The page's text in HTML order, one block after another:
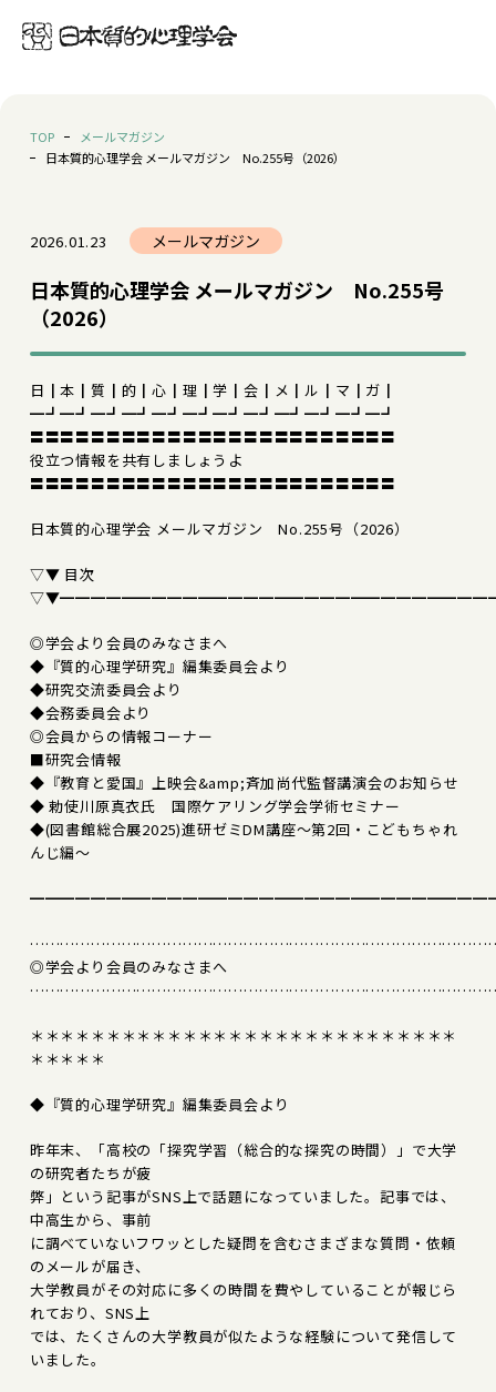
TOP
メールマガジン
日本質的心理学会 メールマガジン No.255号（2026）
2026.01.23 メールマガジン
日本質的心理学会 メールマガジン No.255号
（2026）
日┃本┃質┃的┃心┃理┃学┃会┃メ┃ル┃マ┃ガ┃
━┛━┛━┛━┛━┛━┛━┛━┛━┛━┛━┛━┛
〓〓〓〓〓〓〓〓〓〓〓〓〓〓〓〓〓〓〓〓〓〓〓〓
役立つ情報を共有しましょうよ
〓〓〓〓〓〓〓〓〓〓〓〓〓〓〓〓〓〓〓〓〓〓〓〓
日本質的心理学会 メールマガジン No.255号（2026）
▽▼ 目次
◎学会より会員のみなさまへ
◆『質的心理学研究』編集委員会より
◆研究交流委員会より
◆会務委員会より
◎会員からの情報コーナー
■研究会情報
◆『教育と愛国』上映会&amp;斉加尚代監督講演会のお知らせ
◆ 勅使川原真衣氏 国際ケアリング学会学術セミナー
◆(図書館総合展2025)進研ゼミDM講座～第2回・こどもちゃれ
んじ編～
◎学会より会員のみなさまへ
＊＊＊＊＊＊＊＊＊＊＊＊＊＊＊＊＊＊＊＊＊＊＊＊＊＊＊＊
＊＊＊＊＊
◆『質的心理学研究』編集委員会より
昨年末、「高校の「探究学習（総合的な探究の時間）」で大学
の研究者たちが疲
弊」という記事がSNS上で話題になっていました。記事では、
中高生から、事前
に調べていないフワッとした疑問を含むさまざまな質問・依頼
のメールが届き、
大学教員がその対応に多くの時間を費やしていることが報じら
れており、SNS上
では、たくさんの大学教員が似たような経験について発信して
いました。